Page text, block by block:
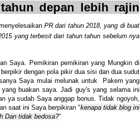
depan lebih rajin
PR dari tahun 2018, yang di buat
yang terbesit dari tahun tahun sebelum nya
Saya. Pemikiran pemikiran yang Mungkin di
dengan pola pikir dua sisi dan dua sudut
Saya mulai melunak untuk Pakem yang
buakan saya. Jadi guy's yang selama ini
ya sudah Saya anggap bonus. Tidak ngoyoh,
saat ini Saya berpikiran "kenapa tidak blog ini
Dan tidak bedosa?"